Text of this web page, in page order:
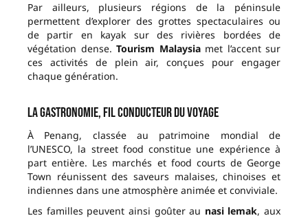
Par ailleurs, plusieurs régions de la péninsule
permettent d’explorer des grottes spectaculaires ou
de partir en kayak sur des rivières bordées de
végétation dense. Tourism Malaysiamet l’accent sur
ces activités de plein air, conçues pour engager
chaque génération.
La gastronomie, fil conducteur du voyage
À Penang, classée au patrimoine mondial de
l’UNESCO, la street food constitue une expérience à
part entière. Les marchés et food courts de George
Town réunissent des saveurs malaises, chinoises et
indiennes dans une atmosphère animée et conviviale.
Les familles peuvent ainsi goûter au nasi lemak, aux